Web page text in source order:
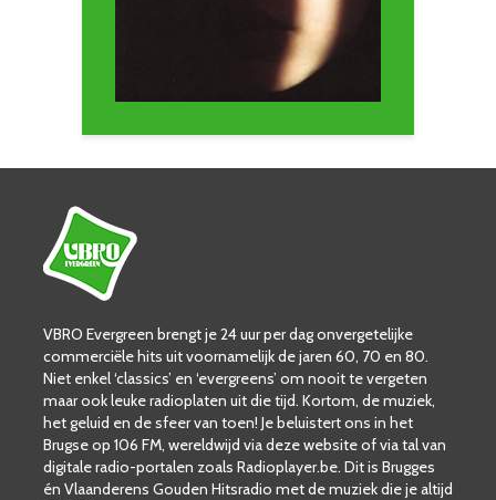
VBRO Evergreen brengt je 24 uur per dag onvergetelijke
commerciële hits uit voornamelijk de jaren 60, 70 en 80.
Niet enkel ‘classics’ en ‘evergreens’ om nooit te vergeten
maar ook leuke radioplaten uit die tijd. Kortom, de muziek,
het geluid en de sfeer van toen! Je beluistert ons in het
Brugse op 106 FM, wereldwijd via deze website of via tal van
digitale radio-portalen zoals Radioplayer.be. Dit is Brugges
én Vlaanderens Gouden Hitsradio met de muziek die je altijd